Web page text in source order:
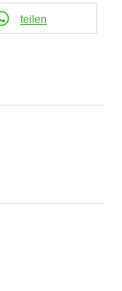
teilen